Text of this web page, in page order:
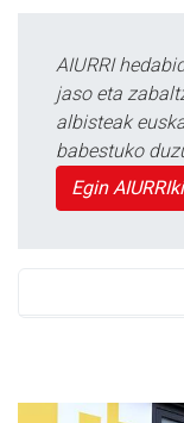
AIURRI
jaso eta
albisteak
babestuko
Egin